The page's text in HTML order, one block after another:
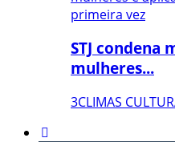
STJ condena
mulheres...
3CLIMAS